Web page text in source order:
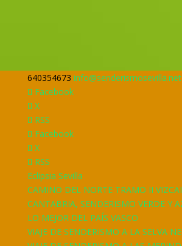
640354673 info@senderismosevilla.net
Facebook
X
RSS
Facebook
X
RSS
Eclipsia Sevilla
CAMINO DEL NORTE TRAMO II
CANTABRIA, SENDERISMO VERDE Y
LO MEJOR DEL PAÍS VASCO
VIAJE DE SENDERISMO A LA SELVA